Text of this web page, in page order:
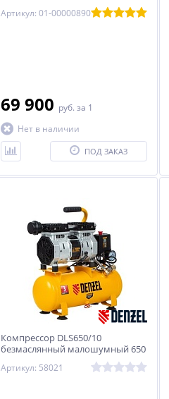
ресив. 100л, 750 л/мин
Артикул: 01-00000890
69 900 руб. за 1
Нет в наличии
ПОД ЗАКАЗ
Компрессор DLS650/10
безмаслянный малошумный 650
Вт, 120 л/мин, ресивер 10 л Denzel
Артикул: 58021